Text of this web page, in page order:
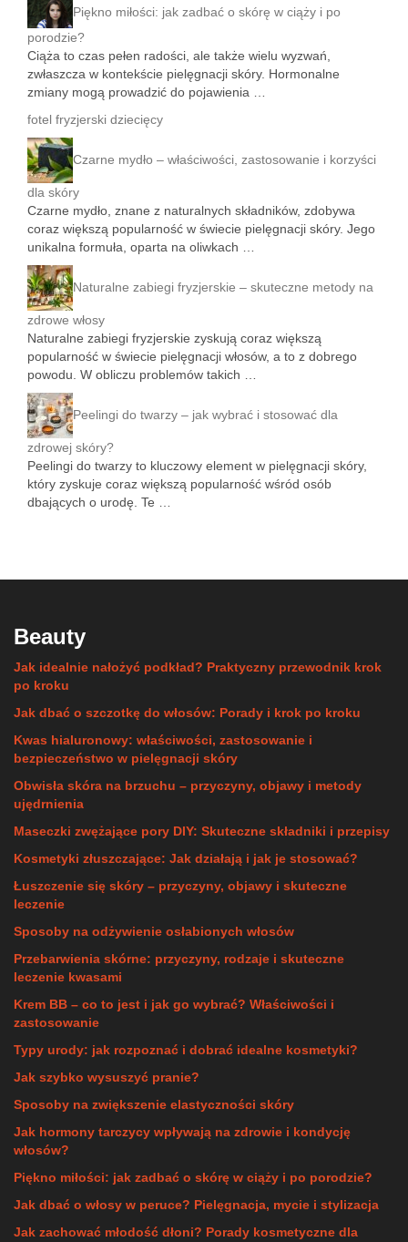
Piękno miłości: jak zadbać o skórę w ciąży i po
porodzie?
Ciąża to czas pełen radości, ale także wielu wyzwań,
zwłaszcza w kontekście pielęgnacji skóry. Hormonalne
zmiany mogą prowadzić do pojawienia …
fotel fryzjerski dziecięcy
Czarne mydło – właściwości, zastosowanie i korzyści
dla skóry
Czarne mydło, znane z naturalnych składników, zdobywa
coraz większą popularność w świecie pielęgnacji skóry. Jego
unikalna formuła, oparta na oliwkach …
Naturalne zabiegi fryzjerskie – skuteczne metody na
zdrowe włosy
Naturalne zabiegi fryzjerskie zyskują coraz większą
popularność w świecie pielęgnacji włosów, a to z dobrego
powodu. W obliczu problemów takich …
Peelingi do twarzy – jak wybrać i stosować dla
zdrowej skóry?
Peelingi do twarzy to kluczowy element w pielęgnacji skóry,
który zyskuje coraz większą popularność wśród osób
dbających o urodę. Te …
Beauty
Jak idealnie nałożyć podkład? Praktyczny przewodnik krok
po kroku
Jak dbać o szczotkę do włosów: Porady i krok po kroku
Kwas hialuronowy: właściwości, zastosowanie i
bezpieczeństwo w pielęgnacji skóry
Obwisła skóra na brzuchu – przyczyny, objawy i metody
ujędrnienia
Maseczki zwężające pory DIY: Skuteczne składniki i przepisy
Kosmetyki złuszczające: Jak działają i jak je stosować?
Łuszczenie się skóry – przyczyny, objawy i skuteczne
leczenie
Sposoby na odżywienie osłabionych włosów
Przebarwienia skórne: przyczyny, rodzaje i skuteczne
leczenie kwasami
Krem BB – co to jest i jak go wybrać? Właściwości i
zastosowanie
Typy urody: jak rozpoznać i dobrać idealne kosmetyki?
Jak szybko wysuszyć pranie?
Sposoby na zwiększenie elastyczności skóry
Jak hormony tarczycy wpływają na zdrowie i kondycję
włosów?
Piękno miłości: jak zadbać o skórę w ciąży i po porodzie?
Jak dbać o włosy w peruce? Pielęgnacja, mycie i stylizacja
Jak zachować młodość dłoni? Porady kosmetyczne dla